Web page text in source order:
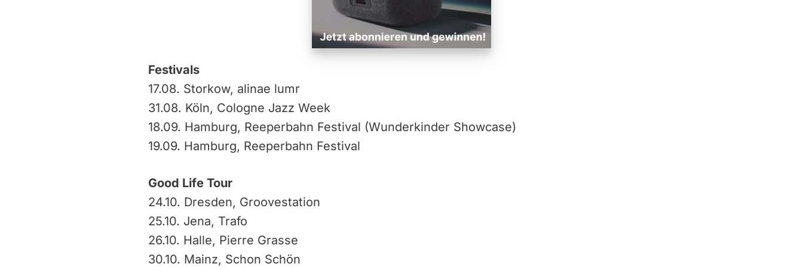
Festivals
17.08. Storkow, alinae lumr
31.08. Köln, Cologne Jazz Week
18.09. Hamburg, Reeperbahn Festival (Wunderkinder Showcase)
19.09. Hamburg, Reeperbahn Festival
Good Life Tour
24.10. Dresden, Groovestation
25.10. Jena, Trafo
26.10. Halle, Pierre Grasse
30.10. Mainz, Schon Schön